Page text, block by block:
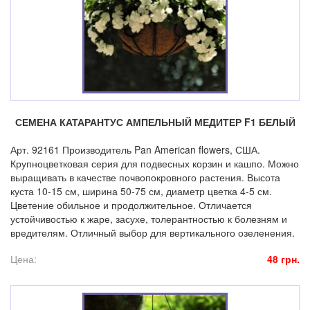
СЕМЕНА КАТАРАНТУС АМПЕЛЬНЫЙ МЕДИТЕР F1 БЕЛЫЙ
Арт. 92161 Производитель Pan American flowers, США.
Крупноцветковая серия для подвесных корзин и кашпо. Можно
выращивать в качестве почвопокровного растения. Высота
куста 10-15 см, ширина 50-75 см, диаметр цветка 4-5 см.
Цветение обильное и продолжительное. Отличается
устойчивостью к жаре, засухе, толерантностью к болезням и
вредителям. Отличный выбор для вертикального озеленения.
Цена:
48 грн.